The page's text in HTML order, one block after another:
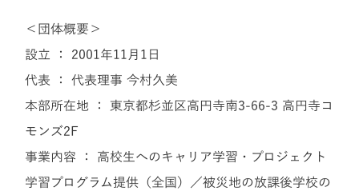
＜団体概要＞
設立 ： 2001年11月1日
代表 ： 代表理事 今村久美
本部所在地 ： 東京都杉並区高円寺南3-66-3 高円寺コ
モンズ2F
事業内容 ： 高校生へのキャリア学習・プロジェクト
学習プログラム提供（全国）／被災地の放課後学校の